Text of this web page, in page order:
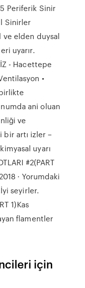
5 Periferik Sinir
Sinirler
ve elden duysal
uyarır.
- Hacettepe
•
ani oluan
ve
bir artı izler –
uyarı
#2(PART
· Yorumdaki
seyirler.
1)Kas
flamentler
için